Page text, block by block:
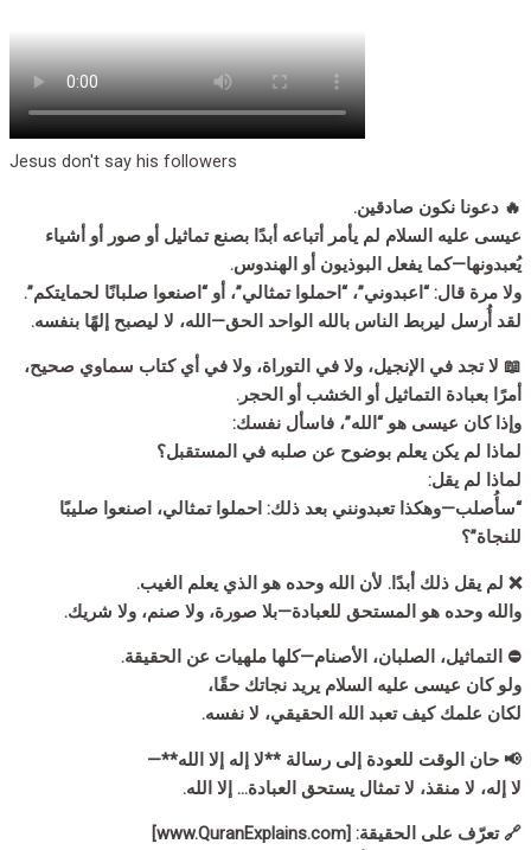
Jesus don't say his followers
🔥 دعونا نكون صادقين.
عيسى عليه السلام لم يأمر أتباعه أبدًا بصنع تماثيل أو صور أو أشياء
يُعبدونها—كما يفعل البوذيون أو الهندوس.
ولا مرة قال: “اعبدوني”، “احملوا تمثالي”، أو “اصنعوا صلبانًا لحمايتكم”.
لقد أُرسل ليربط الناس بالله الواحد الحق—الله، لا ليصبح إلهًا بنفسه.
📖 لا تجد في الإنجيل، ولا في التوراة، ولا في أي كتاب سماوي صحيح،
أمرًا بعبادة التماثيل أو الخشب أو الحجر.
وإذا كان عيسى هو “الله”، فاسأل نفسك:
لماذا لم يكن يعلم بوضوح عن صلبه في المستقبل؟
لماذا لم يقل:
“سأُصلب—وهكذا تعبدونني بعد ذلك: احملوا تمثالي، اصنعوا صليبًا
للنجاة”؟
❌ لم يقل ذلك أبدًا. لأن الله وحده هو الذي يعلم الغيب.
والله وحده هو المستحق للعبادة—بلا صورة، ولا صنم، ولا شريك.
⛔ التماثيل، الصلبان، الأصنام—كلها ملهيات عن الحقيقة.
ولو كان عيسى عليه السلام يريد نجاتك حقًا،
لكان علمك كيف تعبد الله الحقيقي، لا نفسه.
📢 حان الوقت للعودة إلى رسالة **لا إله إلا الله**—
لا إله، لا منقذ، لا تمثال يستحق العبادة… إلا الله.
🔗 تعرّف على الحقيقة: [www.QuranExplains.com]